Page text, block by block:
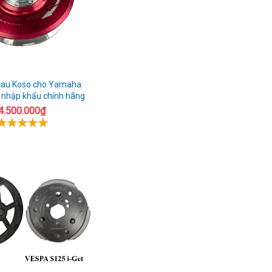
Koso cho Yamaha
nhập khẩu chính hãng